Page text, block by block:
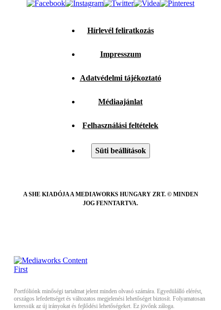
Hírlevél feliratkozás
Impresszum
Adatvédelmi tájékoztató
Médiaajánlat
Felhasználási feltételek
Süti beállítások
A SHE KIADÓJA A MEDIAWORKS HUNGARY ZRT. © MINDEN
JOG FENNTARTVA.
Portfóliónk minőségi tartalmat jelent minden olvasó számára. Egyedülálló elérést,
országos lefedettséget és változatos megjelenési lehetőséget biztosít. Folyamatosan
keressük az új irányokat és fejlődési lehetőségeket. Ez jövőnk záloga.